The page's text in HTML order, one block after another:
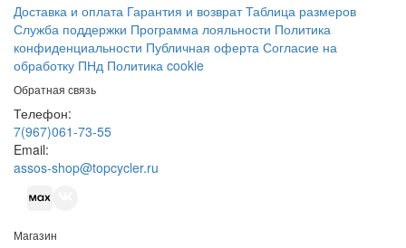
Доставка и оплата Гарантия и возврат Таблица размеров
Служба поддержки Программа лояльности Политика
конфиденциальности Публичная оферта Согласие на
обработку ПНд Политика cookie
Обратная связь
Телефон:
7(967)061-73-55
Email:
assos-shop@topcycler.ru
Магазин